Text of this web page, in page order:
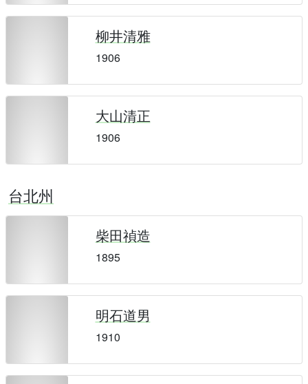
柳井清雅
1906
大山清正
1906
台北州
柴田禎造
1895
明石道男
1910